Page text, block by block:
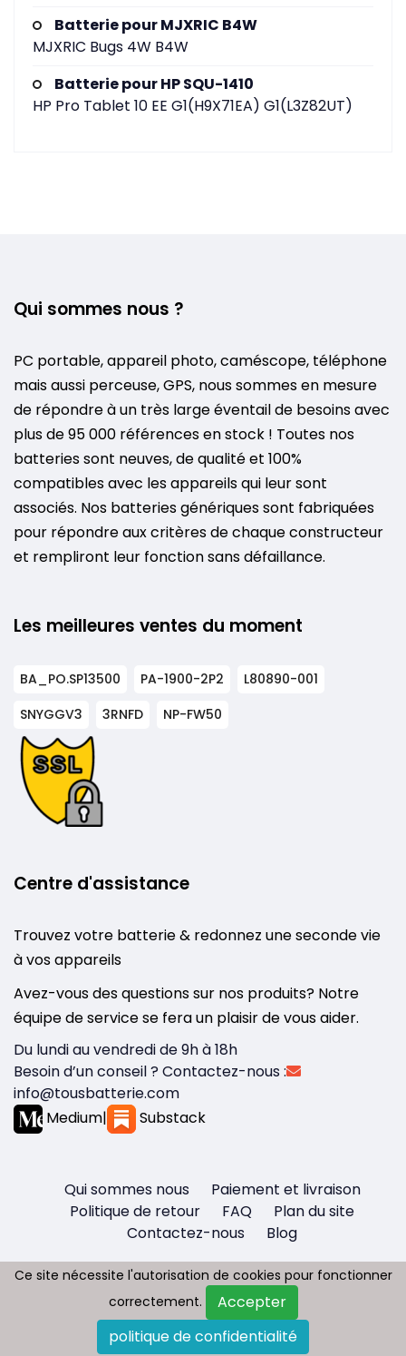
Batterie pour MJXRIC B4W
MJXRIC Bugs 4W B4W
Batterie pour HP SQU-1410
HP Pro Tablet 10 EE G1(H9X71EA) G1(L3Z82UT)
Qui sommes nous ?
PC portable, appareil photo, caméscope, téléphone
mais aussi perceuse, GPS, nous sommes en mesure
de répondre à un très large éventail de besoins avec
plus de 95 000 références en stock ! Toutes nos
batteries sont neuves, de qualité et 100%
compatibles avec les appareils qui leur sont
associés. Nos batteries génériques sont fabriquées
pour répondre aux critères de chaque constructeur
et rempliront leur fonction sans défaillance.
Les meilleures ventes du moment
BA_PO.SP13500 PA-1900-2P2
L80890-001
SNYGGV3
3RNFD NP-FW50
Centre d'assistance
Trouvez votre batterie & redonnez une seconde vie
à vos appareils
Avez-vous des questions sur nos produits? Notre
équipe de service se fera un plaisir de vous aider.
Du lundi au vendredi de 9h à 18h
Besoin d’un conseil ? Contactez-nous :
info@tousbatterie.com
Medium| Substack
Qui sommes nous
Paiement et livraison
Politique de retour
FAQ
Plan du site
Contactez-nous
Blog
Copyright © 2026 - Tous droit réservés
Tousbatterie.com
Ce site nécessite l'autorisation de cookies pour fonctionner
correctement.
Accepter
politique de confidentialité
Ce site nécessite l'autorisation de cookies pour fonctionner
correctement.
Accepter
politique de confidentialité